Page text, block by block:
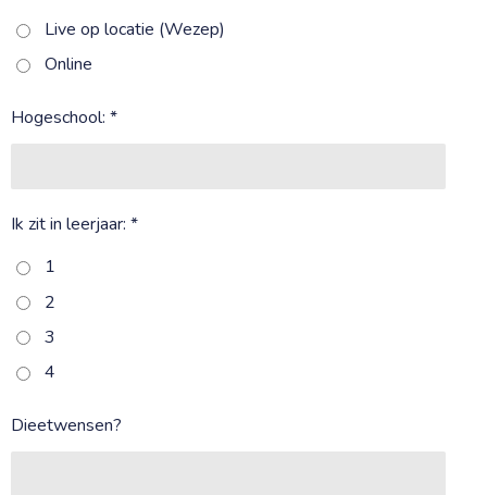
Live op locatie (Wezep)
Online
Hogeschool: *
Ik zit in leerjaar: *
1
2
3
4
Dieetwensen?